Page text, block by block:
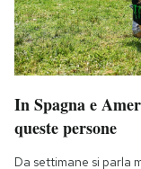
In Spagna e
queste persone
Da settimane si parla